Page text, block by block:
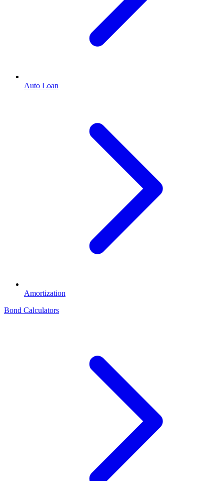
Auto Loan
Amortization
Bond Calculators